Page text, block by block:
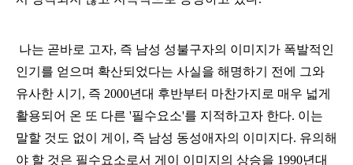
나는 곧바로 고자, 즉 남성 성불구자의 이미지가 폭발적인
인기를 얻으며 확산되었다는 사실을 해명하기 전에 그와
유사한 시기, 즉 2000년대 후반부터 마찬가지로 매우 넓게
활용되어 온 또 다른 '필수요소'를 지적하고자 한다. 이는
말할 것도 없이 게이, 즉 남성 동성애자의 이미지다. 유의해
야 할 것은 필수요소로서 게이 이미지의 상승을 1990년대